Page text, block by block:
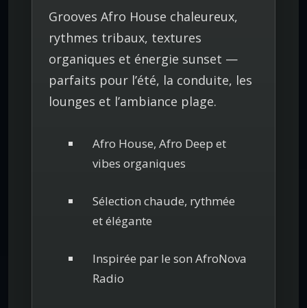
Grooves Afro House chaleureux,
rythmes tribaux, textures
organiques et énergie sunset —
parfaits pour l’été, la conduite, les
lounges et l’ambiance plage.
Afro House, Afro Deep et
vibes organiques
Sélection chaude, rythmée
et élégante
Inspirée par le son AfroNova
Radio